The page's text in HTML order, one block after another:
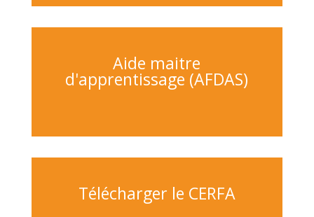
Aide maitre
d'apprentissage (AFDAS)
Télécharger le CERFA